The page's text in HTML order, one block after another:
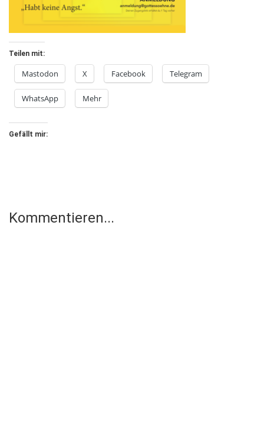
Teilen mit:
Mastodon X Facebook Telegram
WhatsApp Mehr
Gefällt mir:
Kommentieren...